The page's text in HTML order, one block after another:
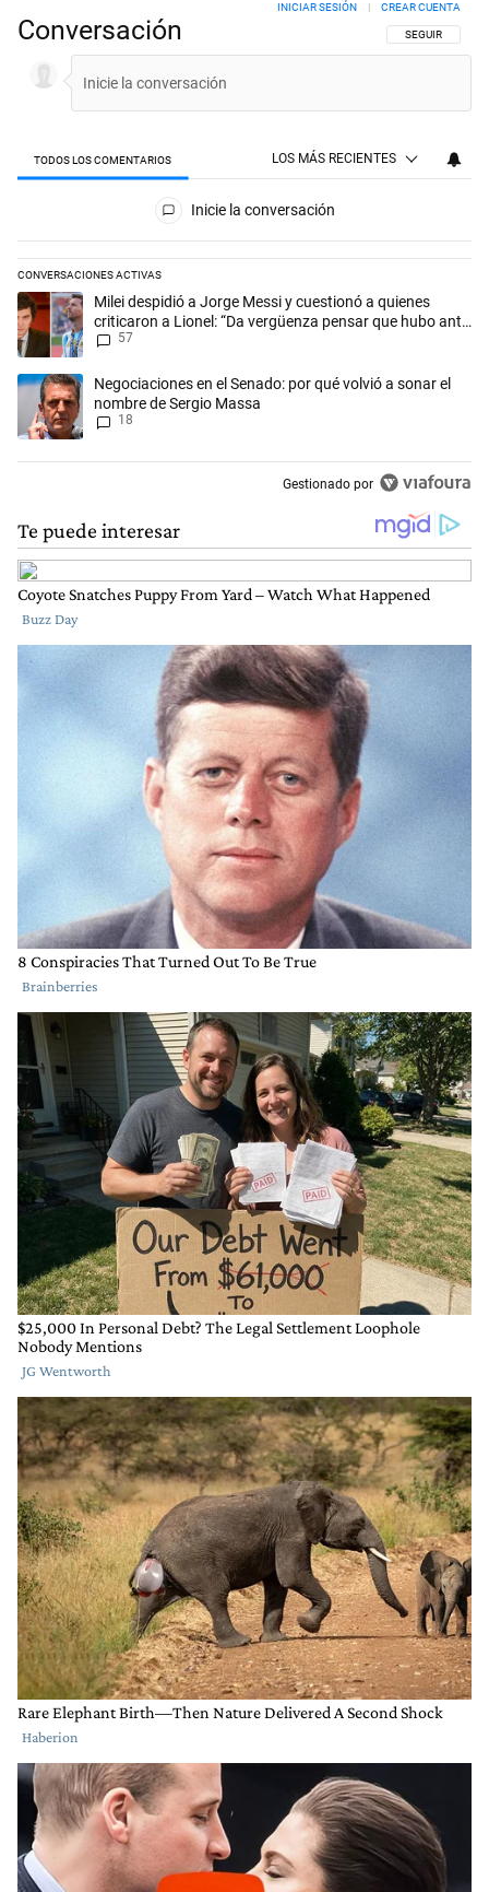
Conversación SIGA ESTA
SEGUIR
INICIAR SESIÓN CREAR CUENTA
TODOS LOS COMENTARIOS LOS MÁS RECIENTES
Todos los comentarios
Inicie la conversación
CONVERSACIONES ACTIVAS
Este listado muestra los artículos con más comentarios en los
Un artículo de tendencia con el título "Milei despidió a Jorge Messi y
Milei despidió a Jorge Messi y cuestionó a quienes
criticaron a Lionel: “Da vergüenza pensar que hubo anti-
Messi”
57
Un artículo de tendencia con el título "Negociaciones en el Senado:
Negociaciones en el Senado: por qué volvió a sonar el
nombre de Sergio Massa
18
Gestionado por